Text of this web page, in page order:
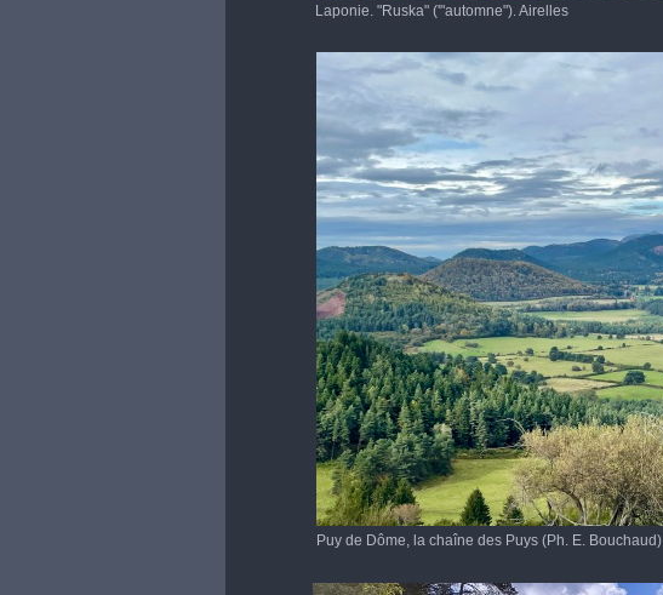
Laponie. "Ruska" ('"automne"). Airelles
Puy de Dôme, la chaîne des Puys (Ph. E. Bouchaud)